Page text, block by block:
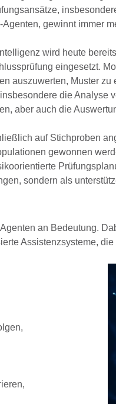
, gewinnt immer
wird heute
eingesetzt.
auszuwerten, Muster
die Analyse
aber auch die
auf Stichproben
gewonnen
sondern als
an Bedeutung.
Assistenzsysteme, die